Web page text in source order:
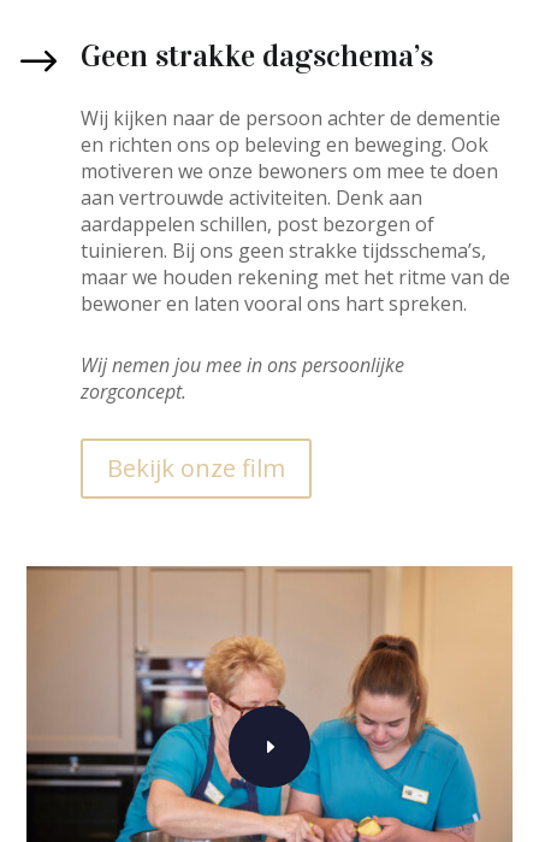
Geen strakke dagschema’s
Wij kijken naar de persoon achter de dementie
en richten ons op beleving en beweging. Ook
motiveren we onze bewoners om mee te doen
aan vertrouwde activiteiten. Denk aan
aardappelen schillen, post bezorgen of
tuinieren. Bij ons geen strakke tijdsschema’s,
maar we houden rekening met het ritme van de
bewoner en laten vooral ons hart spreken.
Wij nemen jou mee in ons persoonlijke
zorgconcept.
Bekijk onze film
E